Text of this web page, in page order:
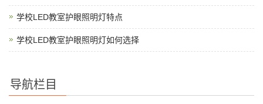
学校LED教室护眼照明灯特点
学校LED教室护眼照明灯如何选择
导航栏目